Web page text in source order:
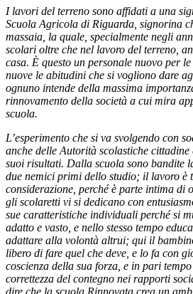
I lavori del terreno sono affidati a una
Scuola Agricola di Riguarda, signorina
massaia, la quale, specialmente negli
scolari oltre che nel lavoro del terreno,
casa. È questo un personale nuovo per
nuove le abitudini che si vogliono dare
ognuno intende della massima
rinnovamento della società a cui mira
scuola.
L’esperimento che si va svolgendo con
anche delle Autorità scolastiche
suoi risultati. Dalla scuola sono bandite
due nemici primi dello studio; il lavoro è
considerazione, perché è parte intima di
gli scolaretti vi si dedicano con
sue caratteristiche individuali perché si
adatto e vasto, e nello stesso tempo
adattare alla volontà altrui; qui il
libero di fare quel che deve, e lo fa con
coscienza della sua forza, e in pari
correttezza del contegno nei rapporti
dire che la scuola Rinnovata crea un